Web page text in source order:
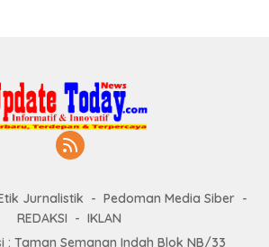
Jurnalistik
Pedoman Media Siber
REDAKSI
IKLAN
: Taman Semanan Indah Blok NB/33